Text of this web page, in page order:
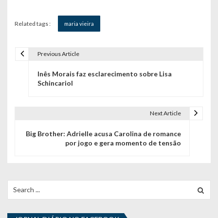
Related tags : maria vieira
ã
o
Previous Article
Inês Morais faz esclarecimento sobre Lisa
Schincariol
Next Article
Big Brother: Adrielle acusa Carolina de romance
por jogo e gera momento de tensão
for: